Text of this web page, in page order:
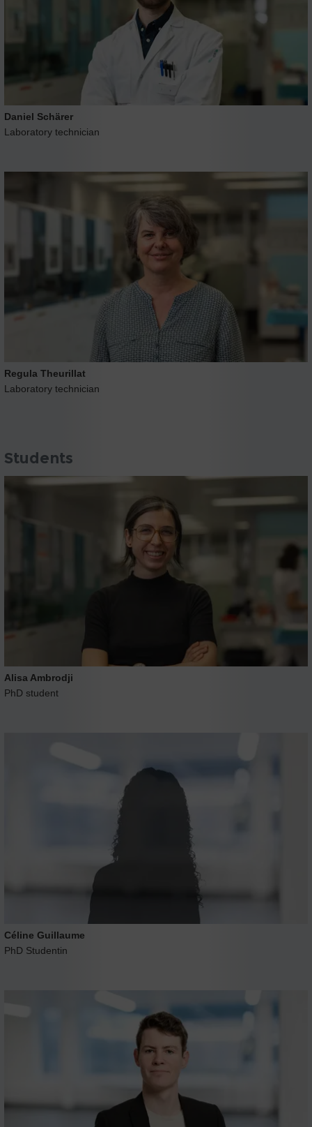
Daniel Schärer
Laboratory technician
Regula Theurillat
Laboratory technician
Students
Alisa Ambrodji
PhD student
Céline Guillaume
PhD Studentin